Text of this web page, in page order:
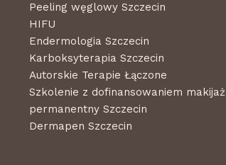
Peeling węglowy Szczecin
HIFU
Endermologia Szczecin
Karboksyterapia Szczecin
Autorskie Terapie Łączone
Szkolenie z dofinansowaniem makijaż
permanentny Szczecin
Dermapen Szczecin